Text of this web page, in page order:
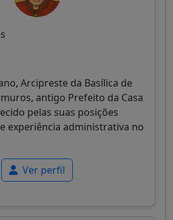
Arcipreste da Basílica de
antigo Prefeito da Casa
pelas suas posições
experiência administrativa no
Ver perfil